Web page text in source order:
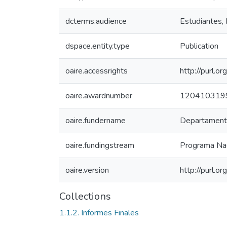
dcterms.audience Estudiantes,
dspace.entity.type Publication
oaire.accessrights http://
oaire.awardnumber
oaire.fundername
oaire.fundingstream Programa
oaire.version http://
Collections
1.1.2. Informes Finales